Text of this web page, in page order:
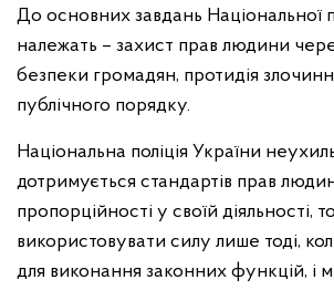
До основних завдань Національної
належать – захист прав людини
безпеки громадян, протидія
публічного порядку.
Національна поліція України
дотримується стандартів прав
пропорційності у своїй діяльності,
використовувати силу лише тоді,
для виконання законних функцій, і